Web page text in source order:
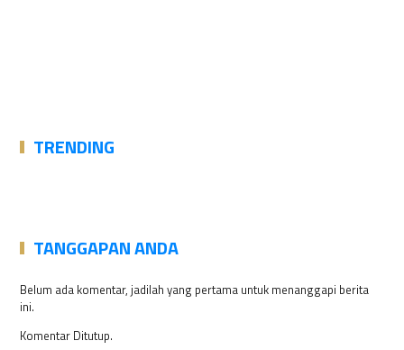
TRENDING
TANGGAPAN ANDA
Belum ada komentar, jadilah yang pertama untuk menanggapi berita
ini.
Komentar Ditutup.